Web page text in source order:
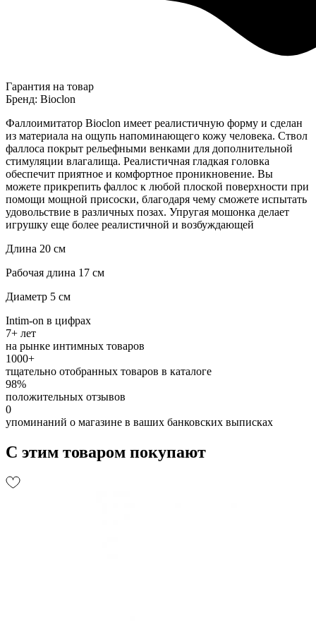
Гарантия на товар
Бренд: Bioclon
Фаллоимитатор Bioclon имеет реалистичную форму и сделан
из материала на ощупь напоминающего кожу человека. Ствол
фаллоса покрыт рельефными венками для дополнительной
стимуляции влагалища. Реалистичная гладкая головка
обеспечит приятное и комфортное проникновение. Вы
можете прикрепить фаллос к любой плоской поверхности при
помощи мощной присоски, благодаря чему сможете испытать
удовольствие в различных позах. Упругая мошонка делает
игрушку еще более реалистичной и возбуждающей
Длина 20 см
Рабочая длина 17 см
Диаметр 5 см
Intim-on в цифрах
7+ лет
на рынке интимных товаров
1000+
тщательно отобранных товаров в каталоге
98%
положительных отзывов
0
упоминаний о магазине в ваших банковских выписках
С этим товаром покупают